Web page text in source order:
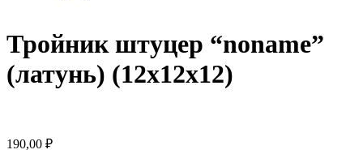
Тройник штуцер “noname”
(латунь) (12х12х12)
190,00 ₽